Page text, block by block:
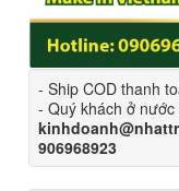
- Ship COD thanh
- Quý khách ở
906968923